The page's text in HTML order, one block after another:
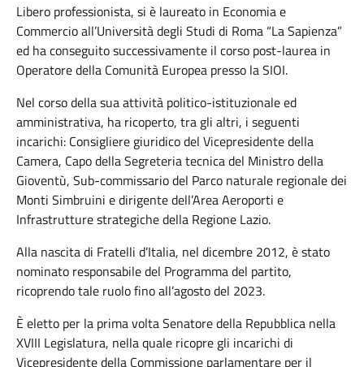
Libero professionista, si è laureato in Economia e
Commercio all’Università degli Studi di Roma “La Sapienza”
ed ha conseguito successivamente il corso post-laurea in
Operatore della Comunità Europea presso la SIOI.
Nel corso della sua attività politico-istituzionale ed
amministrativa, ha ricoperto, tra gli altri, i seguenti
incarichi: Consigliere giuridico del Vicepresidente della
Camera, Capo della Segreteria tecnica del Ministro della
Gioventù, Sub-commissario del Parco naturale regionale dei
Monti Simbruini e dirigente dell’Area Aeroporti e
Infrastrutture strategiche della Regione Lazio.
Alla nascita di Fratelli d’Italia, nel dicembre 2012, è stato
nominato responsabile del Programma del partito,
ricoprendo tale ruolo fino all’agosto del 2023.
È eletto per la prima volta Senatore della Repubblica nella
XVIII Legislatura, nella quale ricopre gli incarichi di
Vicepresidente della Commissione parlamentare per il